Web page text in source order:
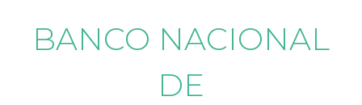
BANCO NACIONAL
DE